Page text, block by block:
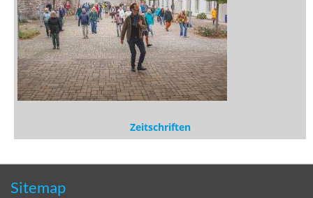
Zeitschriften
Sitemap